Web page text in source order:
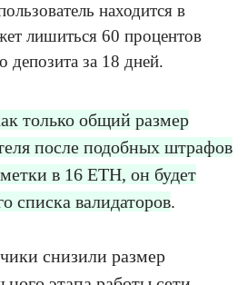
находится в
лишиться 60 процентов
депозита за 18 дней.
только общий размер
после подобных штрафов
в 16 ETH, он будет
списка валидаторов.
снизили размер